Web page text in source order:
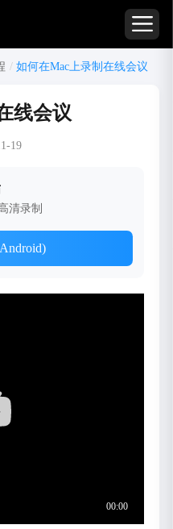
/ 如何在Mac上录制在线会议
线会议
19
清录制